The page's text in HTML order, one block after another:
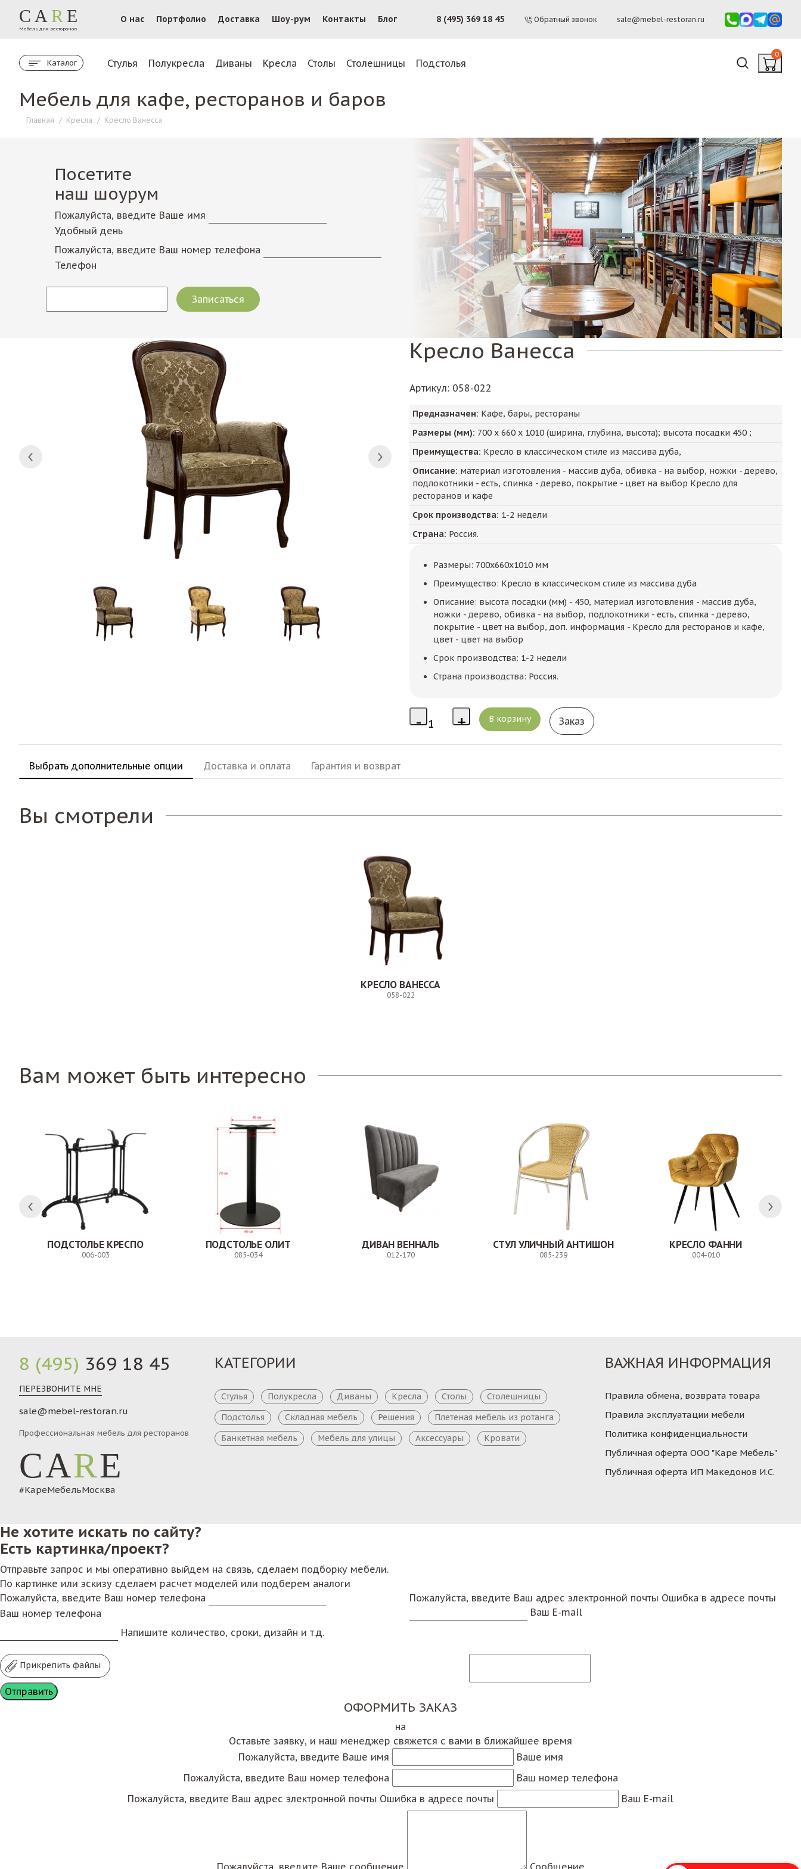
CA R E
Мебель для ресторанов
О нас Портфолио Доставка Шоу-рум Контакты Блог 8 (495) 369 18 45 Обратный звонок sale@mebel-restoran.ru
Каталог Стулья Полукресла Диваны Кресла Столы Столешницы Подстолья
0
Мебель для кафе, ресторанов и баров
Главная / Кресла / Кресло Ванесса
Посетите
наш шоурум
Пожалуйста, введите Ваше имя
Удобный день
Пожалуйста, введите Ваш номер телефона
Телефон
Кресло Ванесса
Артикул: 058-022
Предназначен: Кафе, бары, рестораны
Размеры (мм): 700 х 660 х 1010 (ширина, глубина, высота); высота посадки 450 ;
Преимущества: Кресло в классическом стиле из массива дуба,
Описание: материал изготовления - массив дуба, обивка - на выбор, ножки - дерево,
подлокотники - есть, спинка - дерево, покрытие - цвет на выбор Кресло для
ресторанов и кафе
Срок производства: 1-2 недели
Страна: Россия.
Размеры: 700x660x1010 мм
Преимущество: Кресло в классическом стиле из массива дуба
Описание: высота посадки (мм) - 450, материал изготовления - массив дуба,
ножки - дерево, обивка - на выбор, подлокотники - есть, спинка - дерево,
покрытие - цвет на выбор, доп. информация - Кресло для ресторанов и кафе,
цвет - цвет на выбор
Срок производства: 1-2 недели
Страна производства: Россия.
Заказ
Выбрать дополнительные опции Доставка и оплата Гарантия и возврат
Вы смотрели
КРЕСЛО ВАНЕССА
058-022
Вам может быть интересно
ПОДСТОЛЬЕ КРЕСПО
006-003
ПОДСТОЛЬЕ ОЛИТ
085-034
ДИВАН ВЕННАЛЬ
012-170
СТУЛ УЛИЧНЫЙ АНТИШОН
085-239
КРЕСЛО ФАННИ
004-010
8 (495) 369 18 45
ПЕРЕЗВОНИТЕ МНЕ
sale@mebel-restoran.ru
Профессиональная мебель для ресторанов
CARE
#КареМебельМосква
КАТЕГОРИИ
Стулья Полукресла Диваны Кресла Столы
Столешницы
Подстолья
Складная мебель Решения
Плетеная мебель из ротанга
Банкетная мебель
Мебель для улицы Аксессуары Кровати
ВАЖНАЯ ИНФОРМАЦИЯ
Правила обмена, возврата товара
Правила эксплуатации мебели
Политика конфиденциальности
Публичная оферта ООО "Каре Мебель"
Публичная оферта ИП Македонов И.С.
Не хотите искать по сайту?
Есть картинка/проект?
Отправьте запрос и мы оперативно выйдем на связь, сделаем подборку мебели.
По картинке или эскизу сделаем расчет моделей или подберем аналоги
Пожалуйста, введите Ваш номер телефона
Ваш номер телефона
Пожалуйста, введите Ваш адрес электронной почты Ошибка в адресе почты
Ваш E-mail
Напишите количество, сроки, дизайн и т.д.
Прикрепить файлы
ОФОРМИТЬ ЗАКАЗ
на
Оставьте заявку, и наш менеджер свяжется с вами в ближайшее время
Пожалуйста, введите Ваше имя
Ваше имя
Пожалуйста, введите Ваш номер телефона
Ваш номер телефона
Пожалуйста, введите Ваш адрес электронной почты Ошибка в адресе почты Ваш E-mail